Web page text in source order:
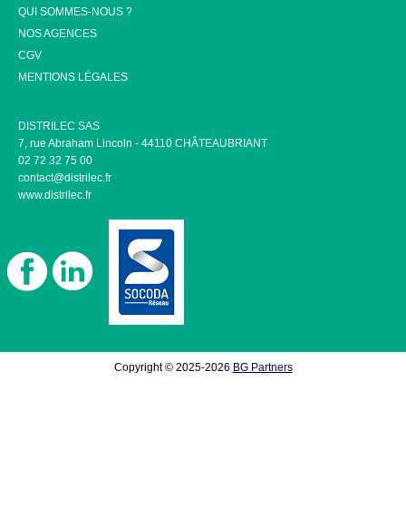
QUI SOMMES-NOUS ?
NOS AGENCES
CGV
MENTIONS LÉGALES
DISTRILEC SAS
7, rue Abraham Lincoln - 44110 CHÂTEAUBRIANT
02 72 32 75 00
contact@distrilec.fr
www.distrilec.fr
Copyright © 2025-2026 BG Partners